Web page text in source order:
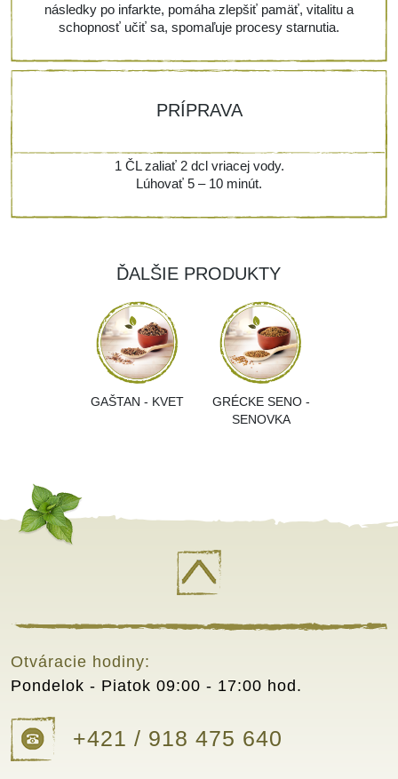
následky po infarkte, pomáha zlepšiť pamäť, vitalitu a
schopnosť učiť sa, spomaľuje procesy starnutia.
PRÍPRAVA
1 ČL zaliať 2 dcl vriacej vody.
Lúhovať 5 – 10 minút.
ĎALŠIE PRODUKTY
GAŠTAN - KVET
GRÉCKE SENO -
SENOVKA
+421 / 918 475 640
Otváracie hodiny:
Pondelok - Piatok 09:00 - 17:00 hod.